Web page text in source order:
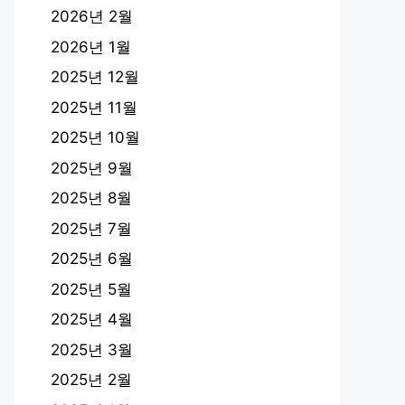
2026년 2월
2026년 1월
2025년 12월
2025년 11월
2025년 10월
2025년 9월
2025년 8월
2025년 7월
2025년 6월
2025년 5월
2025년 4월
2025년 3월
2025년 2월